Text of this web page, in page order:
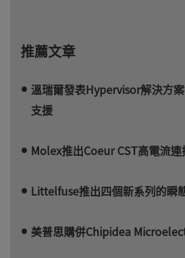
推薦文章
溫瑞爾發表Hypervisor解決方
支援
Molex推出Coeur CST高電流連
Littelfuse推出四個新系列的瞬
美普思購併Chipidea